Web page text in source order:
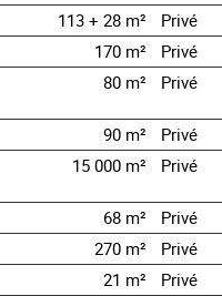
113 + 28 m² Privé
170 m² Privé
80 m² Privé
90 m² Privé
15 000 m² Privé
68 m² Privé
270 m² Privé
21 m² Privé